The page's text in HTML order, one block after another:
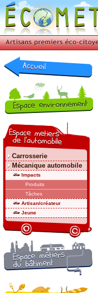
Carrosserie
Mécanique automobile
Impacts
Produits
Tâches
Artisan/créateur
Jeune